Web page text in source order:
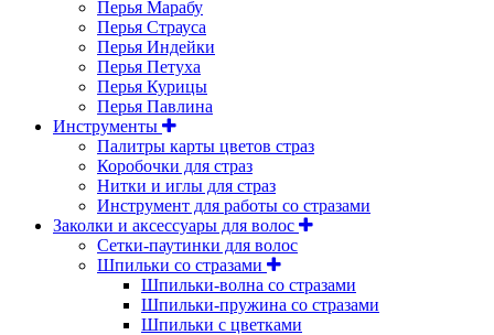
Перья Марабу
Перья Страуса
Перья Индейки
Перья Петуха
Перья Курицы
Перья Павлина
Инструменты
Палитры карты цветов страз
Коробочки для страз
Нитки и иглы для страз
Инструмент для работы со стразами
Заколки и аксессуары для волос
Сетки-паутинки для волос
Шпильки со стразами
Шпильки-волна со стразами
Шпильки-пружина со стразами
Шпильки с цветками